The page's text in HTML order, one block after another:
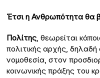
Έτσιη Ανθρωπότητα θα
Πολίτης, θεωρείται
πολιτικής αρχής,
νομοθεσία, στον
κοινωνικής πράξης του